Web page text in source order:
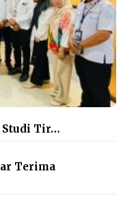
Studi Tir…
Terima